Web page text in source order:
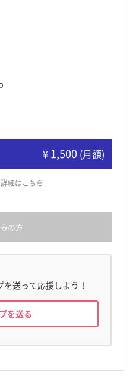
¥ 1,500 (月額)
細はこちら
の方
送って応援しよう！
を送る